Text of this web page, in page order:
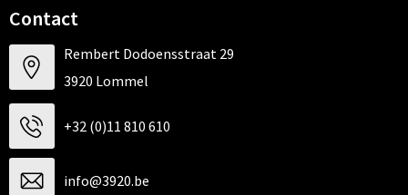
Contact
Rembert Dodoensstraat 29
3920 Lommel
+32 (0)11 810 610
info@3920.be